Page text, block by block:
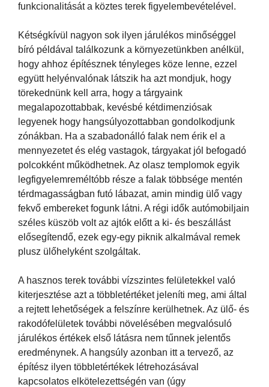
funkcionalitását a köztes terek figyelembevételével.
Kétségkívül nagyon sok ilyen járulékos minőséggel
bíró példával találkozunk a környezetünkben anélkül,
hogy ahhoz építésznek tényleges köze lenne, ezzel
együtt helyénvalónak látszik ha azt mondjuk, hogy
törekednünk kell arra, hogy a tárgyaink
megalapozottabbak, kevésbé kétdimenziósak
legyenek hogy hangsúlyozottabban gondolkodjunk
zónákban. Ha a szabadonálló falak nem érik el a
mennyezetet és elég vastagok, tárgyakat jól befogadó
polcokként működhetnek. Az olasz templomok egyik
legfigyelemreméltóbb része a falak többsége mentén
térdmagasságban futó lábazat, amin mindig ülő vagy
fekvő embereket fogunk látni. A régi idők autómobiljain
széles küszöb volt az ajtók előtt a ki- és beszállást
elősegítendő, ezek egy-egy piknik alkalmával remek
plusz ülőhelyként szolgáltak.
A hasznos terek további vízszintes felületekkel való
kiterjesztése azt a többletértéket jeleníti meg, ami által
a rejtett lehetőségek a felszínre kerülhetnek. Az ülő- és
rakodófelületek további növelésében megvalósuló
járulékos értékek első látásra nem tűnnek jelentős
eredménynek. A hangsúly azonban itt a tervező, az
építész ilyen többletértékek létrehozásával
kapcsolatos elkötelezettségén van (úgy